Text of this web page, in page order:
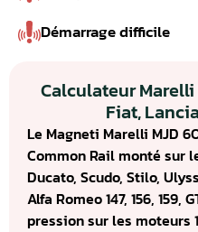
Démarrage difficile
Calculateur Marelli
Fiat,
Le Magneti Marelli MJD
Common Rail monté sur
Ducato, Scudo, Stilo,
Alfa Romeo 147, 156, 159,
pression sur les moteurs